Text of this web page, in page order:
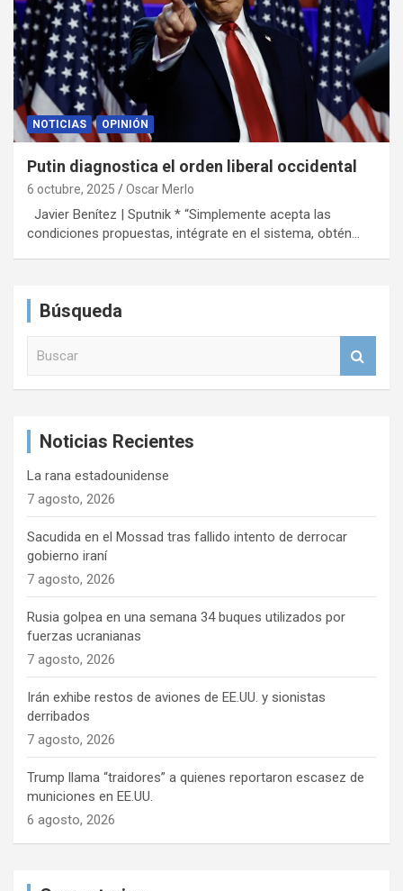
NOTICIAS OPINIÓN
Putin diagnostica el orden liberal occidental
6 octubre, 2025 Oscar Merlo
Javier Benítez | Sputnik * “Simplemente acepta las
condiciones propuestas, intégrate en el sistema, obtén…
Búsqueda
Noticias Recientes
La rana estadounidense
7 agosto, 2026
Sacudida en el Mossad tras fallido intento de derrocar
gobierno iraní
7 agosto, 2026
Rusia golpea en una semana 34 buques utilizados por
fuerzas ucranianas
7 agosto, 2026
Irán exhibe restos de aviones de EE.UU. y sionistas
derribados
7 agosto, 2026
Trump llama “traidores” a quienes reportaron escasez de
municiones en EE.UU.
6 agosto, 2026